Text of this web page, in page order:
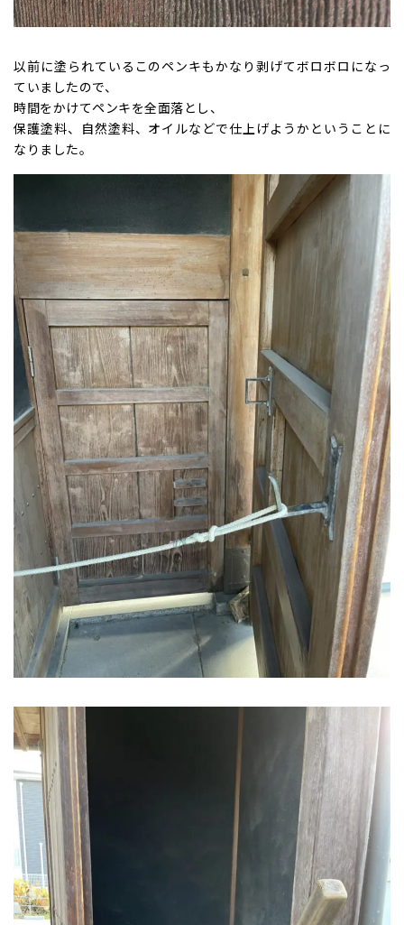
以前に塗られているこのペンキもかなり剥げてボロボロになっ
ていましたので、
時間をかけてペンキを全面落とし、
保護塗料、自然塗料、オイルなどで仕上げようかということに
なりました。